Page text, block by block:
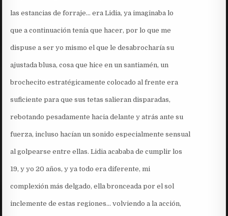
las estancias de forraje… era Lidia, ya imaginaba lo
que a continuación tenía que hacer, por lo que me
dispuse a ser yo mismo el que le desabrocharía su
ajustada blusa, cosa que hice en un santiamén, un
brochecito estratégicamente colocado al frente era
suficiente para que sus tetas salieran disparadas,
rebotando pesadamente hacia delante y atrás ante su
fuerza, incluso hacían un sonido especialmente sensual
al golpearse entre ellas. Lidia acababa de cumplir los
19, y yo 20 años, y ya todo era diferente, mi
complexión más delgado, ella bronceada por el sol
inclemente de estas regiones… volviendo a la acción,